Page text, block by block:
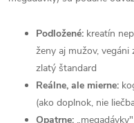
Podložené: kreatín
ženy aj mužov,
zlatý štandard
Reálne, ale mierne:
(ako doplnok, nie
Opatrne: